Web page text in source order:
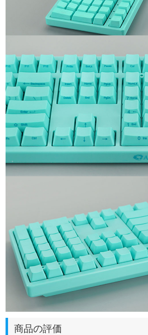
商品の評価